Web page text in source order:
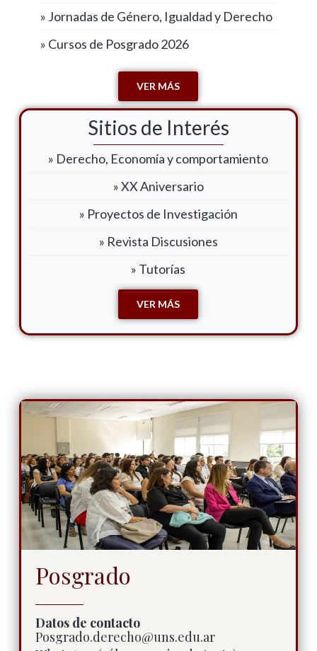
» Jornadas de Género, Igualdad y Derecho
» Cursos de Posgrado 2026
VER MÁS
Sitios de Interés
» Derecho, Economía y comportamiento
» XX Aniversario
» Proyectos de Investigación
» Revista Discusiones
» Tutorías
VER MÁS
Posgrado
Datos de contacto
Posgrado.derecho@uns.edu.ar